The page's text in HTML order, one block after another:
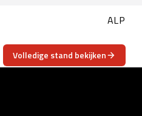
ALP
Volledige stand bekijken